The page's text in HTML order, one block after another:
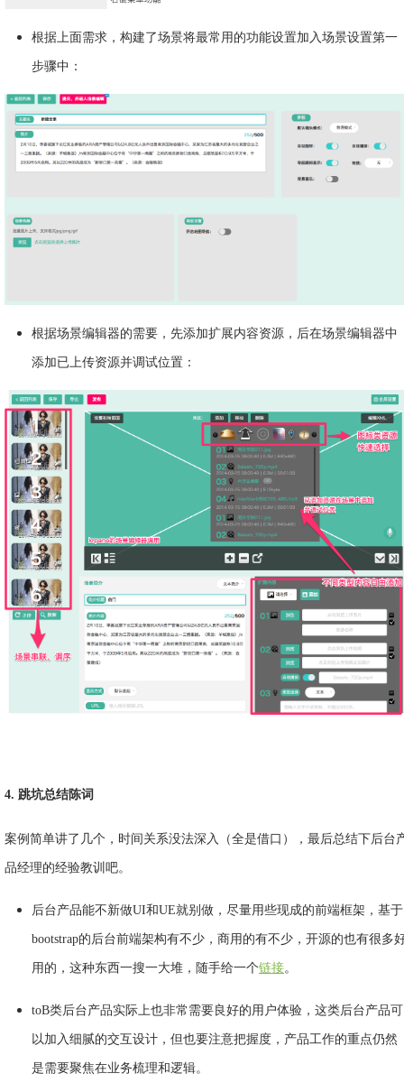
根据上面需求，构建了场景将最常用的功能设置加入场景设置第一
步骤中：
根据场景编辑器的需要，先添加扩展内容资源，后在场景编辑器中
添加已上传资源并调试位置：
4. 跳坑总结陈词
案例简单讲了几个，时间关系没法深入（全是借口），最后总结下后台
品经理的经验教训吧。
后台产品能不新做UI和UE就别做，尽量用些现成的前端框架，基于
bootstrap的后台前端架构有不少，商用的有不少，开源的也有很多
用的，这种东西一搜一大堆，随手给一个链接。
toB类后台产品实际上也非常需要良好的用户体验，这类后台产品可
以加入细腻的交互设计，但也要注意把握度，产品工作的重点仍然
是需要聚焦在业务梳理和逻辑。